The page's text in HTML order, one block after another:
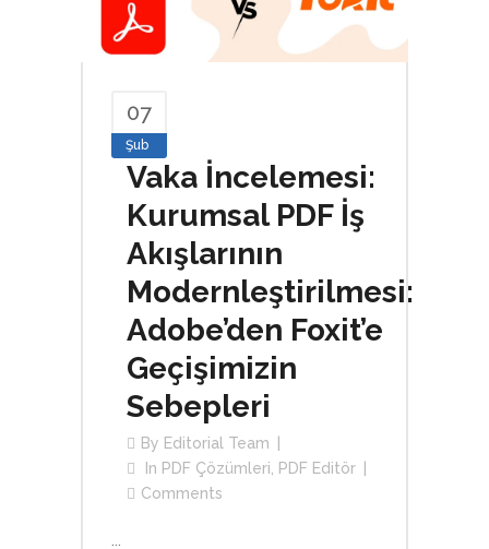
07
Şub
Vaka İncelemesi:
Kurumsal PDF İş
Akışlarının
Modernleştirilmesi:
Adobe’den Foxit’e
Geçişimizin
Sebepleri
By Editorial Team
In PDF Çözümleri
PDF Editör
Comments